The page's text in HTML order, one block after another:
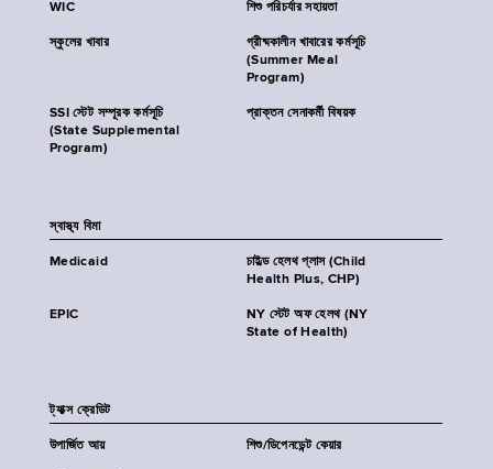
WIC শিশু পরিচর্যার সহায়তা
স্কুলের খাবার
গ্রীষ্মকালীন খাবারের কর্মসূচি
(Summer Meal
Program)
SSI স্টেট সম্পূরক কর্মসূচি
(State Supplemental
Program)
প্রাক্তন সেনাকর্মী বিষয়ক
স্বাস্থ্য বিমা
Medicaid
চাইল্ড হেলথ প্লাস (Child
Health Plus, CHP)
EPIC
NY স্টেট অফ হেলথ (NY
State of Health)
ট্যাক্স ক্রেডিট
উপার্জিত আয় শিশু/ডিপেনডেন্ট কেয়ার